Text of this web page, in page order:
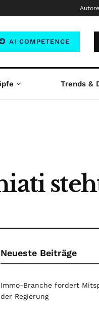
AI COMPETENCE
Trends &
Neueste Beiträge
Immo-Branche fordert
der Regierung